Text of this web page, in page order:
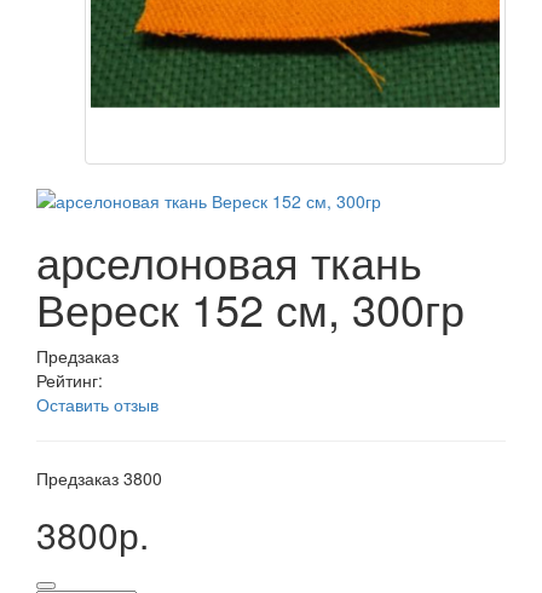
арселоновая ткань
Вереск 152 см, 300гр
Предзаказ
Рейтинг:
Оставить отзыв
Предзаказ 3800
3800р.